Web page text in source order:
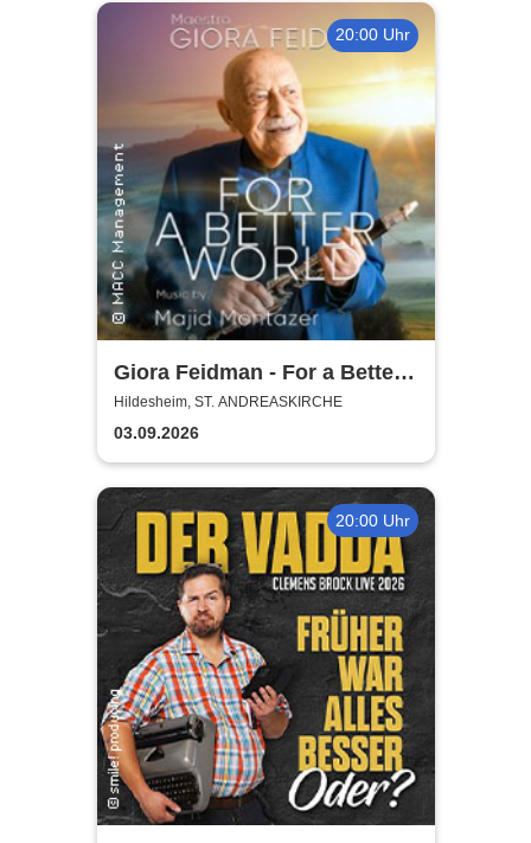
20:00 Uhr
Giora Feidman - For a Better
World
Hildesheim, ST. ANDREASKIRCHE
03.09.2026
20:00 Uhr